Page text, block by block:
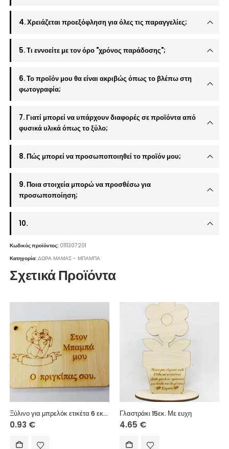
4. Χρειάζεται προεξόφληση για όλες τις παραγγελίες;
5. Τι εννοείτε με τον όρο "χρόνος παράδοσης";
6. Το προϊόν μου θα είναι ακριβώς όπως το βλέπω στη
φωτογραφία;
7. Γιατί μπορεί να υπάρχουν διαφορές σε προϊόντα από
φυσικά υλικά όπως το ξύλο;
8. Πώς μπορεί να προσωποποιηθεί το προϊόν μου;
9. Ποια στοιχεία μπορώ να προσθέσω για
προσωποποίηση;
10.
Κωδικός προϊόντος: 0111307201
Κατηγορία:ΔΩΡΑ ΜΑΜΑΣ - ΜΠΑΜΠΑ
Σχετικά Προϊόντα
Ξύλινο για μπρελόκ ετικέτα 6 εκ. 04602
0.93 €
Γλαστράκι 15εκ. Με ευχη
4.65 €